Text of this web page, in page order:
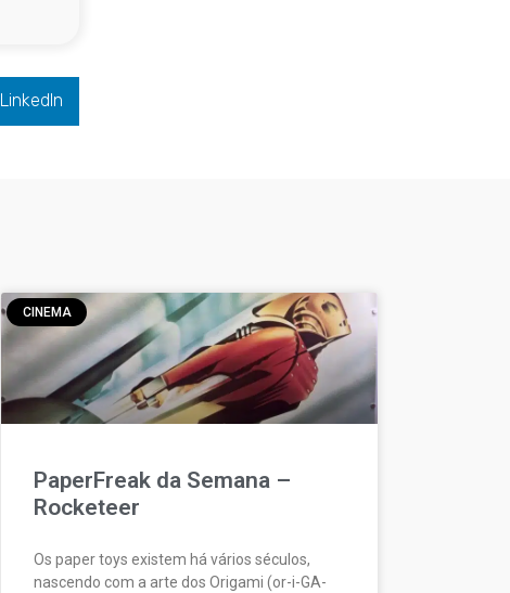
LinkedIn
CINEMA
PaperFreak da Semana –
Rocketeer
Os paper toys existem há vários séculos,
nascendo com a arte dos Origami (or-i-GA-